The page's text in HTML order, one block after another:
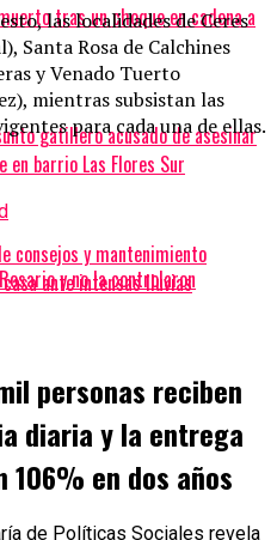
las localidades de Ceres
Santa Rosa de Calchines
y Venado Tuerto
mientras subsistan las
para cada una de ellas.
y no la controlaron
tras un choque en cadena a
gatillero acusado de asesinar
en barrio Las Flores Sur
consejos y mantenimiento
ante intensas lluvias
personas reciben
diaria y la entrega
en dos años
de Políticas Sociales revela